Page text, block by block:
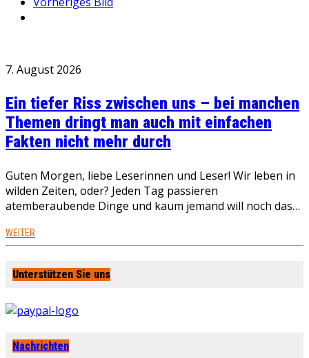
7. August 2026
Ein tiefer Riss zwischen uns – bei manchen
Themen dringt man auch mit einfachen
Fakten nicht mehr durch
Guten Morgen, liebe Leserinnen und Leser! Wir leben in
wilden Zeiten, oder? Jeden Tag passieren
atemberaubende Dinge und kaum jemand will noch das…
WEITER
Unterstützen Sie uns
Nachrichten